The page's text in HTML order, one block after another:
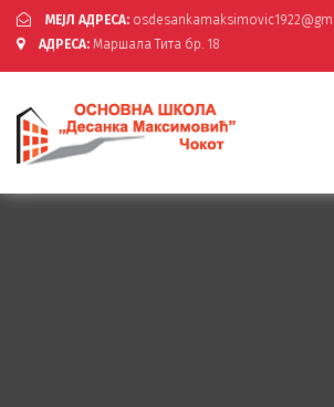
МЕЈЛ АДРЕСА:
АДРЕСА: Маршала Тита бр. 18